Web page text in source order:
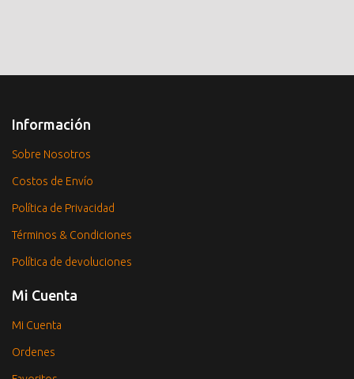
Información
Sobre Nosotros
Costos de Envío
Política de Privacidad
Términos & Condiciones
Política de devoluciones
Mi Cuenta
Mi Cuenta
Ordenes